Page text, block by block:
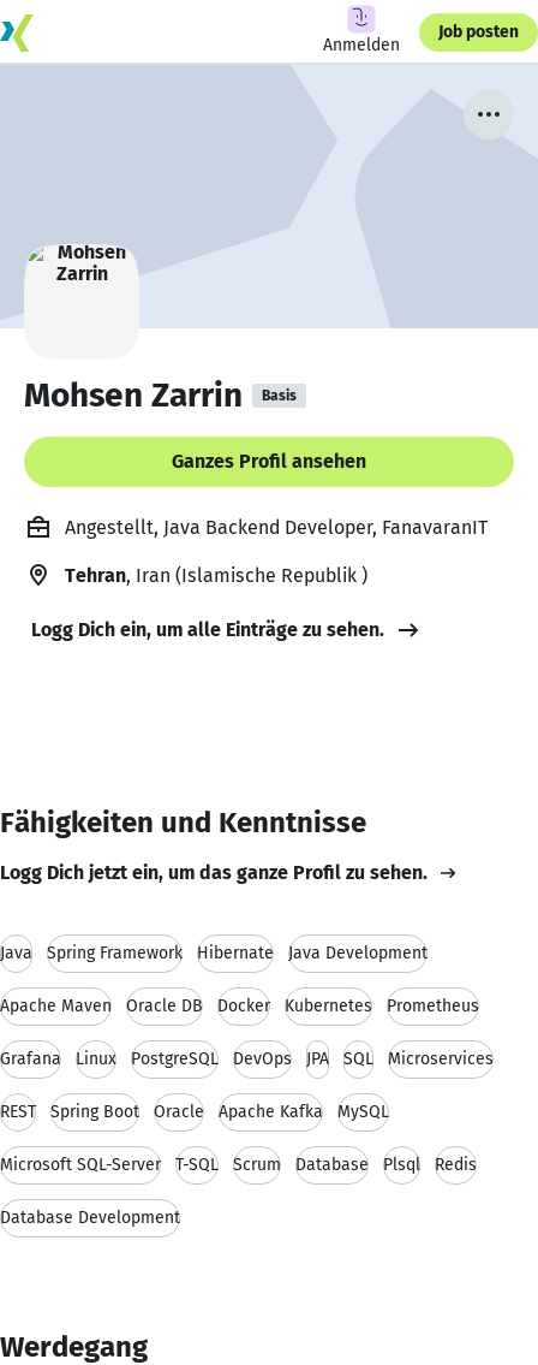
Anmelden
Job posten
Mohsen Zarrin Basis
Ganzes Profil ansehen
Angestellt, Java Backend Developer, FanavaranIT
Tehran, Iran (Islamische Republik )
Logg Dich ein, um alle Einträge zu sehen.
Fähigkeiten und Kenntnisse
Logg Dich jetzt ein, um das ganze Profil zu sehen.
Java Spring Framework Hibernate Java Development
Apache Maven Oracle DB Docker Kubernetes Prometheus
Grafana Linux PostgreSQL DevOps JPA SQL Microservices
REST Spring Boot Oracle Apache Kafka MySQL
Microsoft SQL-Server T-SQL Scrum Database Plsql Redis
Database Development
Werdegang